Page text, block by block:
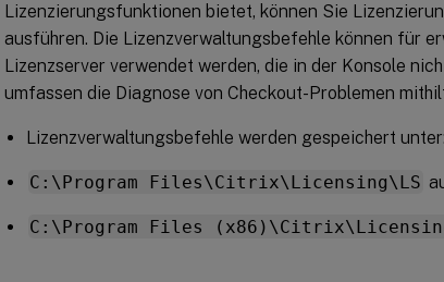
Lizenzierungsfunktionen bietet, können Sie
ausführen. Die Lizenzverwaltungsbefehle können für
Lizenzserver verwendet werden, die in der Konsole
umfassen die Diagnose von Checkout-Problemen
Lizenzverwaltungsbefehle werden gespeichert unter:
C:\Program Files\Citrix\Licensing\LS
C:\Program Files